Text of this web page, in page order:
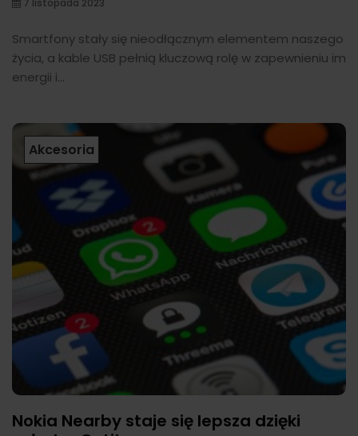
7 listopada 2023
Smartfony stały się nieodłącznym elementem naszego
życia, a kable USB pełnią kluczową rolę w zapewnieniu im
energii i...
Akcesoria
Nokia Nearby staje się lepsza dzięki